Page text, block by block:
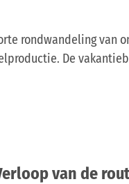
rondwandeling van
De
van de